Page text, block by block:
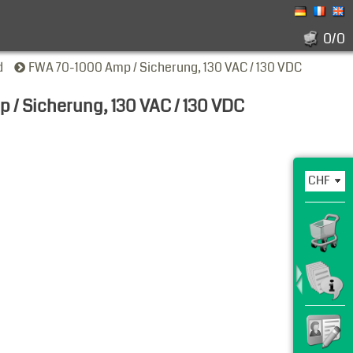
0/0
FWA 70-1000 Amp / Sicherung, 130 VAC / 130 VDC
/ Sicherung, 130 VAC / 130 VDC